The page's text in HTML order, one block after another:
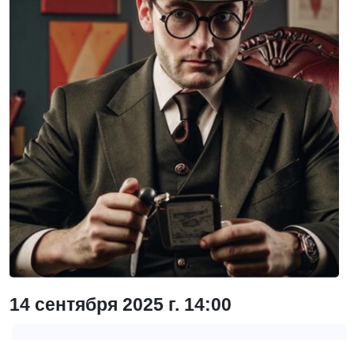
14 сентября 2025 г. 14:00